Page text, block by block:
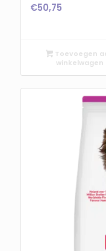
€50,75
Toevoegen
winkelwagen